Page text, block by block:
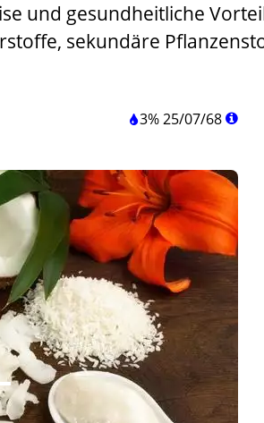
und gesundheitliche
sekundäre
3%25/07/68